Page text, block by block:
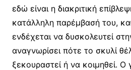
εδώ είναι η διακριτική
κατάλληλη παρέμβασή του,
ενδέχεται να δυσκολευτεί
αναγνωρίσει πότε το σκυλί
ξεκουραστεί ή να κοιμηθεί. O